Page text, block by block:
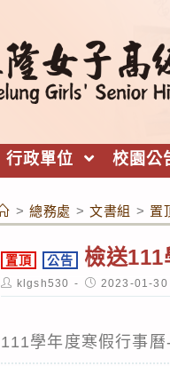
行政單位 校園公
> 總務處 > 文書組 > 置
置頂 公告 檢送
Post
author:
klgsh530
Post
published:
2023-01-30
111學年度寒假行事曆